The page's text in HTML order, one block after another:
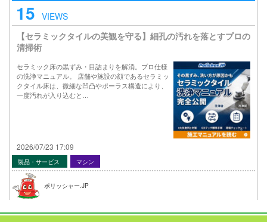
15 VIEWS
【セラミックタイルの美観を守る】細孔の汚れを落とすプロの
清掃術
セラミック床の黒ずみ・目詰まりを解消。プロ仕様
の洗浄マニュアル。 店舗や施設の顔であるセラミッ
クタイル床は、微細な凹凸やポーラス構造により、
一度汚れが入り込むと…
2026/07/23 17:09
製品・サービス マシン
ポリッシャー.JP